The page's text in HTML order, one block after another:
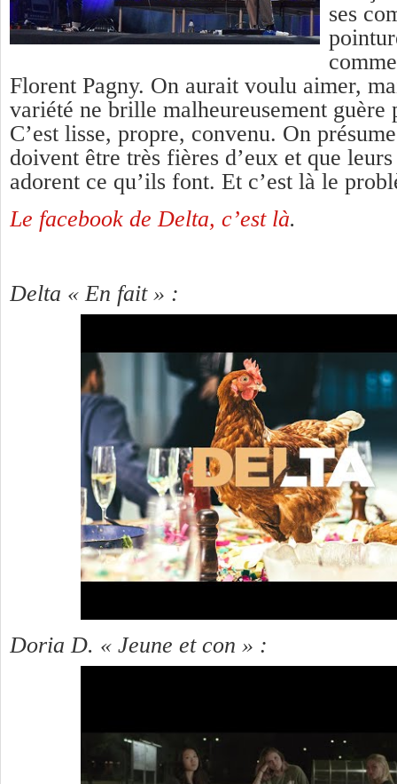
ses
Florent Pagny. On aurait voulu aimer,
variété ne brille malheureusement
C’est lisse, propre, convenu. On
doivent être très fières d’eux et que
adorent ce qu’ils font. Et c’est là le
Le facebook de Delta, c’est là.
Delta « En fait » :
Doria D. « Jeune et con » :